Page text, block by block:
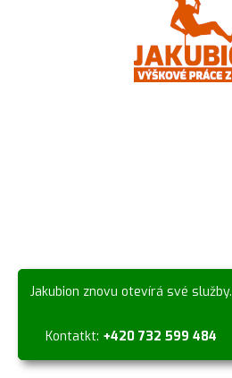
Jakubion znovu otevírá své služby.
Kontatkt: +420 732 599 484